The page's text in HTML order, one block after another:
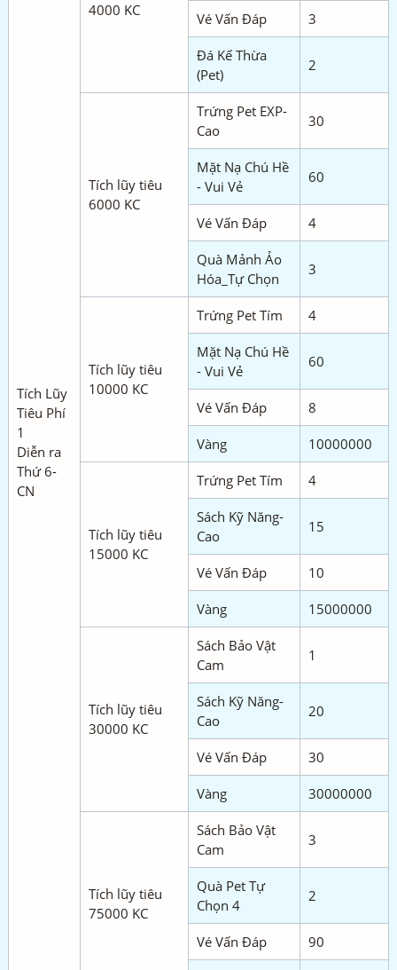
Tích Lũy
Tiêu Phí
1
Diễn ra
Thứ 6-
CN
4000 KC
Vé Vấn Đáp 3
Đá Kế Thừa
(Pet)
2
Tích lũy tiêu
6000 KC
Trứng Pet EXP-
Cao
30
Mặt Nạ Chú Hề
- Vui Vẻ
60
Vé Vấn Đáp 4
Quà Mảnh Ảo
Hóa_Tự Chọn
3
Tích lũy tiêu
10000 KC
Trứng Pet Tím 4
Mặt Nạ Chú Hề
- Vui Vẻ
60
Vé Vấn Đáp 8
Vàng 10000000
Tích lũy tiêu
15000 KC
Trứng Pet Tím 4
Sách Kỹ Năng-
Cao
15
Vé Vấn Đáp 10
Vàng 15000000
Tích lũy tiêu
30000 KC
Sách Bảo Vật
Cam
1
Sách Kỹ Năng-
Cao
20
Vé Vấn Đáp 30
Vàng 30000000
Tích lũy tiêu
75000 KC
Sách Bảo Vật
Cam
3
Quà Pet Tự
Chọn 4
2
Vé Vấn Đáp 90